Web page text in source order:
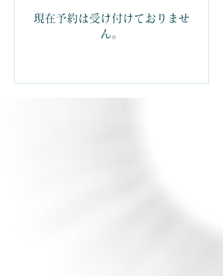
現在予約は受け付けておりませ
ん。